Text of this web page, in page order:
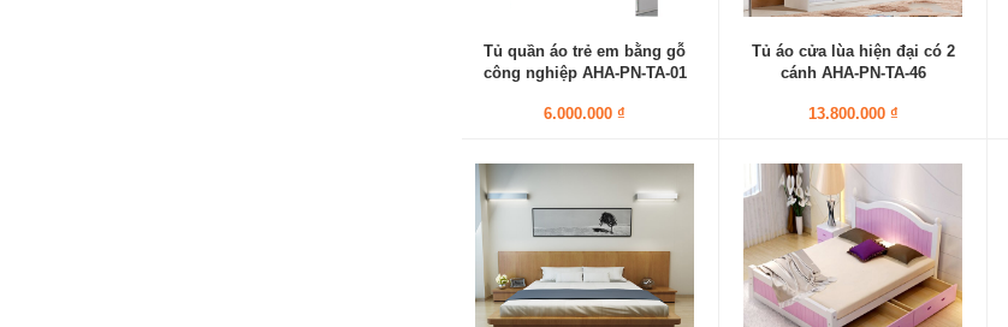
Tủ quần áo trẻ em bằng gỗ
công nghiệp AHA-PN-TA-01
6.000.000 ₫
Tủ áo cửa lùa hiện đại có 2
cánh AHA-PN-TA-46
13.800.000 ₫